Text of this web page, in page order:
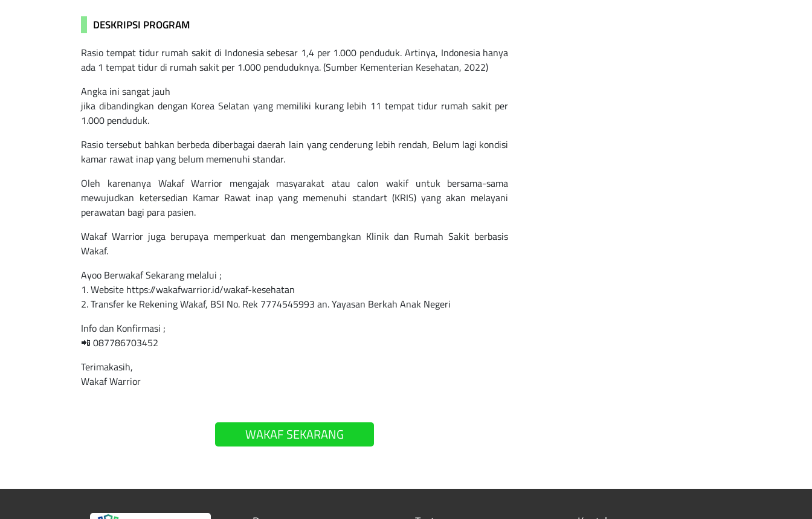
DESKRIPSI PROGRAM
Rasio tempat tidur rumah sakit di Indonesia sebesar 1,4 per 1.000 penduduk. Artinya, Indonesia hanya
ada 1 tempat tidur di rumah sakit per 1.000 penduduknya. (Sumber Kementerian Kesehatan, 2022)
Angka ini sangat jauh
jika dibandingkan dengan Korea Selatan yang memiliki kurang lebih 11 tempat tidur rumah sakit per
1.000 penduduk.
Rasio tersebut bahkan berbeda diberbagai daerah lain yang cenderung lebih rendah, Belum lagi kondisi
kamar rawat inap yang belum memenuhi standar.
Oleh karenanya Wakaf Warrior mengajak masyarakat atau calon wakif untuk bersama-sama
mewujudkan ketersedian Kamar Rawat inap yang memenuhi standart (KRIS) yang akan melayani
perawatan bagi para pasien.
Wakaf Warrior juga berupaya memperkuat dan mengembangkan Klinik dan Rumah Sakit berbasis
Wakaf.
Ayoo Berwakaf Sekarang melalui ;
1. Website https://wakafwarrior.id/wakaf-kesehatan
2. Transfer ke Rekening Wakaf, BSI No. Rek 7774545993 an. Yayasan Berkah Anak Negeri
Info dan Konfirmasi ;
📲 087786703452
Terimakasih,
Wakaf Warrior
WAKAF SEKARANG